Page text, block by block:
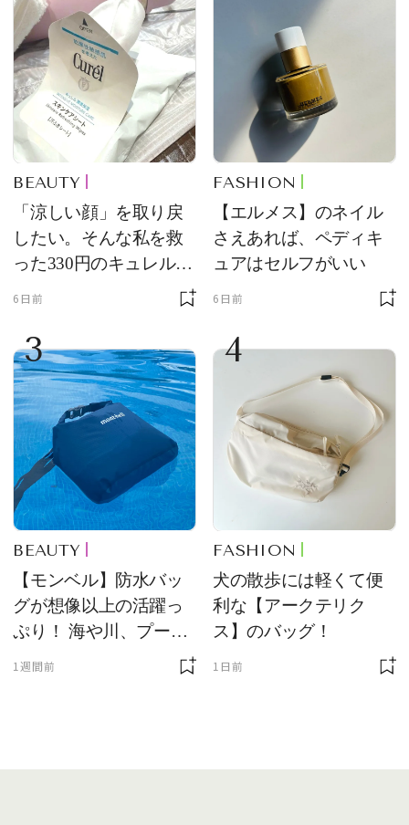
BEAUTY
「涼しい顔」を取り戻
したい。そんな私を救
った330円のキュレル名
6日前
FASHION
【エルメス】のネイル
さえあれば、ペディキ
ュアはセルフがいい
6日前
3
BEAUTY
【モンベル】防水バッ
グが想像以上の活躍っ
ぷり！ 海や川、プール
1週間前
4
FASHION
犬の散歩には軽くて便
利な【アークテリク
ス】のバッグ！
1日前